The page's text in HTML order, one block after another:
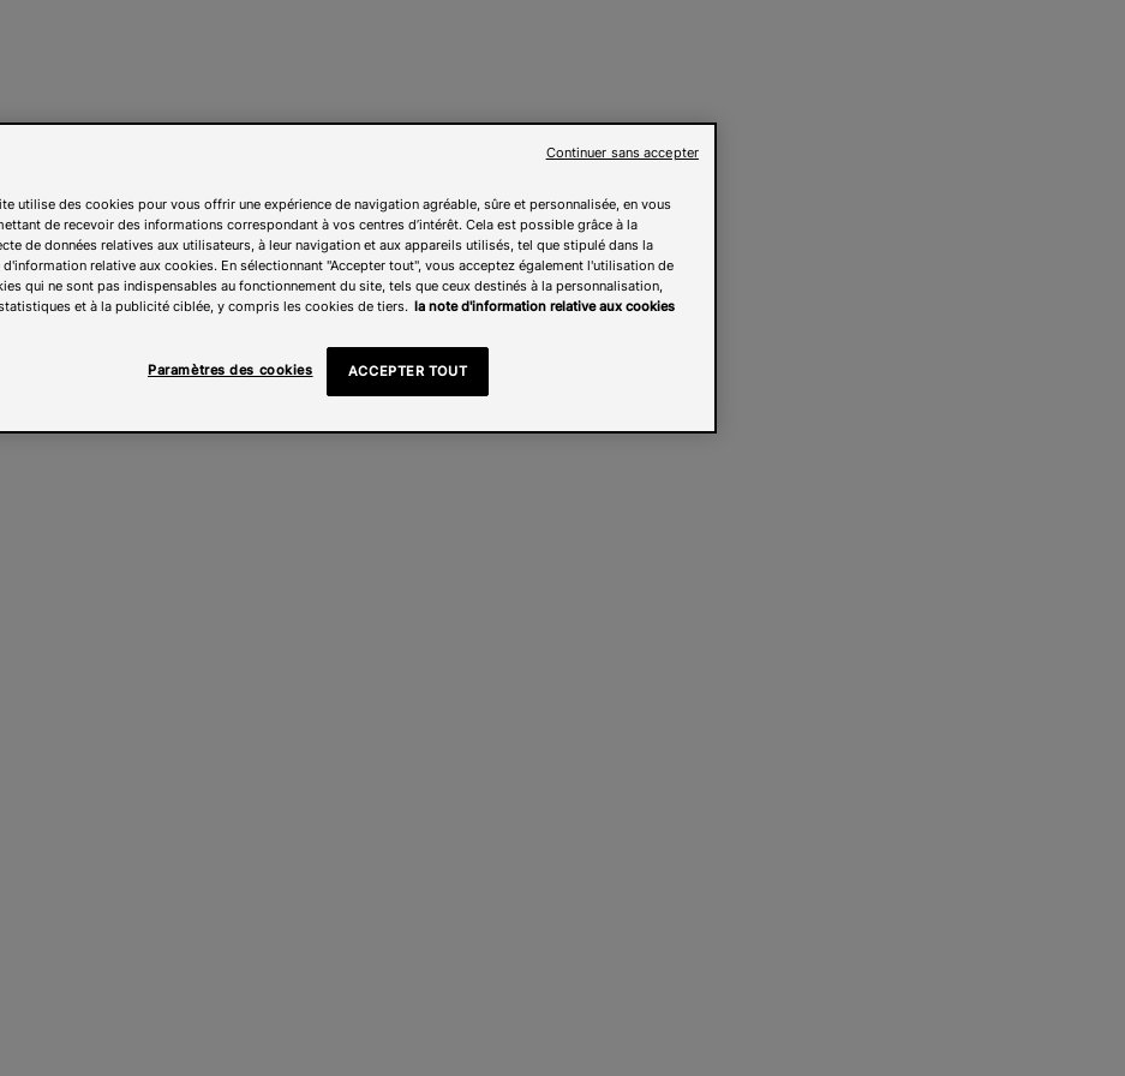
utilise des cookies pour vous offrir une expérience de navigation agréable, sûre et personnalisée, en vous
de recevoir des informations correspondant à vos centres d’intérêt. Cela est possible grâce à la
de données relatives aux utilisateurs, à leur navigation et aux appareils utilisés, tel que stipulé dans la
d'information relative aux cookies. En sélectionnant "Accepter tout", vous acceptez également l'utilisation de
qui ne sont pas indispensables au fonctionnement du site, tels que ceux destinés à la personnalisation,
et à la publicité ciblée, y compris les cookies de tiers. la note d'information relative aux cookies
Paramètres des cookies ACCEPTER TOUT
Continuer sans accepter